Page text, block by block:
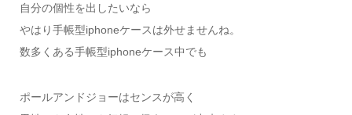
自分の個性を出したいなら
やはり手帳型iphoneケースは外せませんね。
数多くある手帳型iphoneケース中でも
ポールアンドジョーはセンスが高く